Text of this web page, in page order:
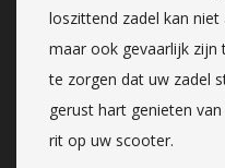
loszittend zadel kan
maar ook gevaarlijk
te zorgen dat uw zadel
gerust hart genieten
rit op uw scooter.